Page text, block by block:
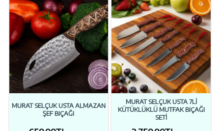
MURAT SELÇUK USTA ALMAZAN
ŞEF BIÇAĞI
MURAT SELÇUK USTA 7Lİ
KÜTÜKLÜKLÜ MUTFAK BIÇAĞI
SETİ